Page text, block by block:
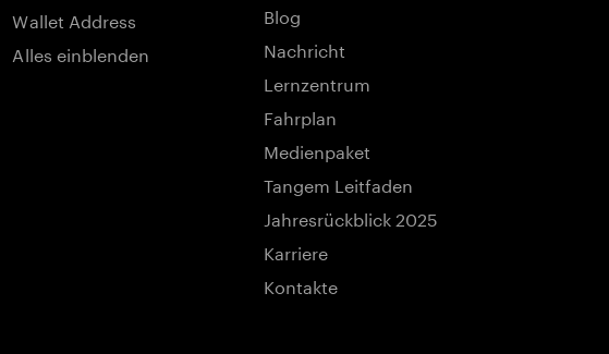
Wallet Address
Alles einblenden
Blog
Nachricht
Lernzentrum
Fahrplan
Medienpaket
Tangem Leitfaden
Jahresrückblick 2025
Karriere
Kontakte